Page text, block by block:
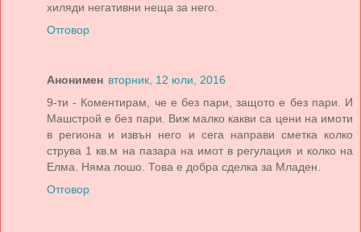
хиляди негативни неща за него.
Отговор
Анонимен вторник, 12 юли, 2016
9-ти - Коментирам, че е без пари, защото е без пари. И
Машстрой е без пари. Виж малко какви са цени на имоти
в региона и извън него и сега направи сметка колко
струва 1 кв.м на пазара на имот в регулация и колко на
Елма. Няма лошо. Това е добра сделка за Младен.
Отговор